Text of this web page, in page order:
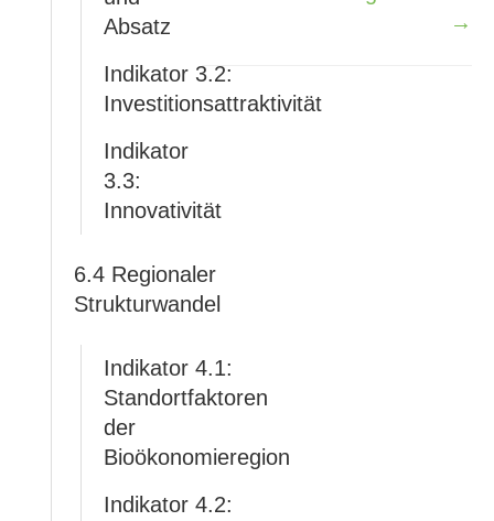
Absatz
Indikator 3.2:
Investitionsattraktivität
Indikator
3.3:
Innovativität
6.4 Regionaler
Strukturwandel
Indikator 4.1:
Standortfaktoren
der
Bioökonomieregion
Indikator 4.2:
→